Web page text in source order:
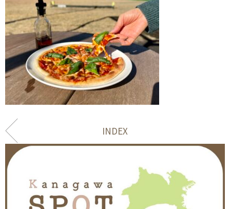
INDEX